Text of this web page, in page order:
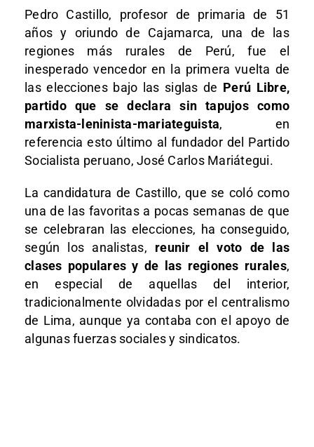
Pedro Castillo, profesor de primaria de 51
años y oriundo de Cajamarca, una de las
regiones más rurales de Perú, fue el
inesperado vencedor en la primera vuelta de
las elecciones bajo las siglas de Perú Libre,
partido que se declara sin tapujos como
marxista-leninista-mariateguista, en
referencia esto último al fundador del Partido
Socialista peruano, José Carlos Mariátegui.
La candidatura de Castillo, que se coló como
una de las favoritas a pocas semanas de que
se celebraran las elecciones, ha conseguido,
según los analistas, reunir el voto de las
clases populares y de las regiones rurales,
en especial de aquellas del interior,
tradicionalmente olvidadas por el centralismo
de Lima, aunque ya contaba con el apoyo de
algunas fuerzas sociales y sindicatos.